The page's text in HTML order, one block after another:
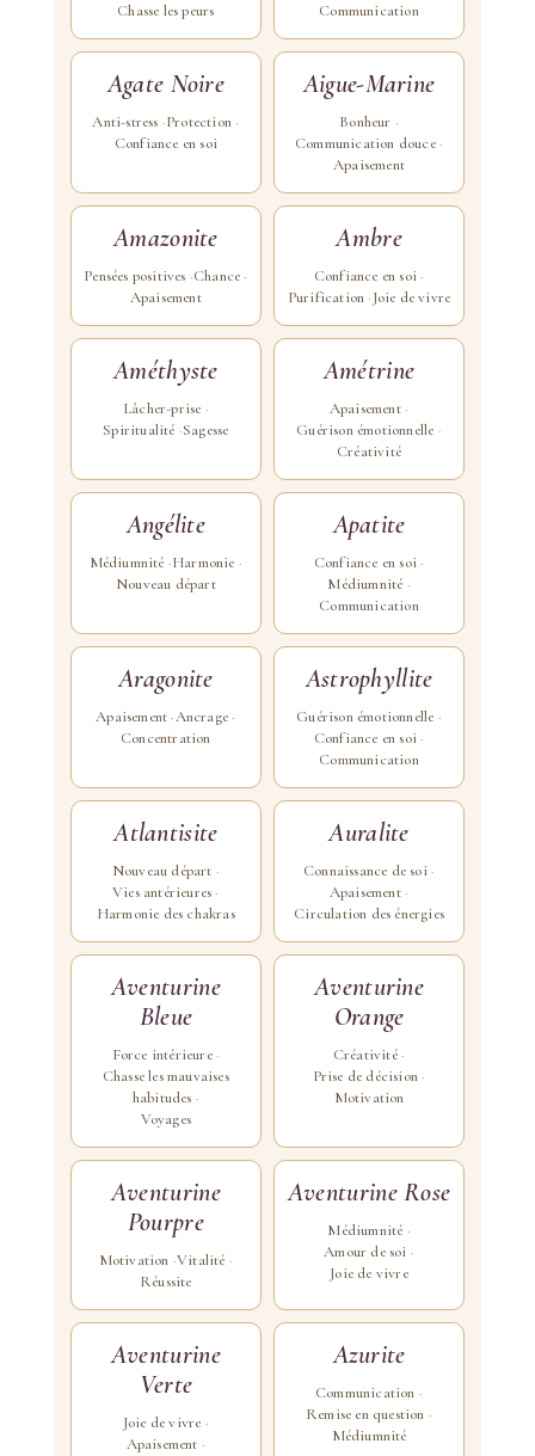
Chasse les peurs
Communication
Agate Noire
Anti-stress Protection
Confiance en soi
Aigue-Marine
Bonheur
Communication douce
Apaisement
Amazonite
Pensées positives Chance
Apaisement
Ambre
Confiance en soi
Purification Joie de vivre
Améthyste
Lâcher-prise
Spiritualité Sagesse
Amétrine
Apaisement
Guérison émotionnelle
Créativité
Angélite
Médiumnité Harmonie
Nouveau départ
Apatite
Confiance en soi
Médiumnité
Communication
Aragonite
Apaisement Ancrage
Concentration
Astrophyllite
Guérison émotionnelle
Confiance en soi
Communication
Atlantisite
Nouveau départ
Vies antérieures
Harmonie des chakras
Auralite
Connaissance de soi
Apaisement
Circulation des énergies
Aventurine
Bleue
Force intérieure
Chasse les mauvaises
habitudes
Voyages
Aventurine
Orange
Créativité
Prise de décision
Motivation
Aventurine
Pourpre
Motivation Vitalité
Réussite
Aventurine Rose
Médiumnité
Amour de soi
Joie de vivre
Aventurine
Verte
Joie de vivre
Apaisement
Azurite
Communication
Remise en question
Médiumnité